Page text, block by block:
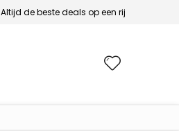
Altijd de beste deals op een rij